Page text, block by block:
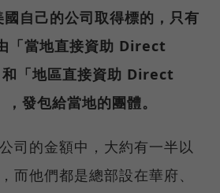
自己的公司取得標的，只有
「當地直接資助 Direct
「地區直接資助 Direct
發包給當地的團體。
司的金額中，大約有一半以
而他們都是總部設在華府、